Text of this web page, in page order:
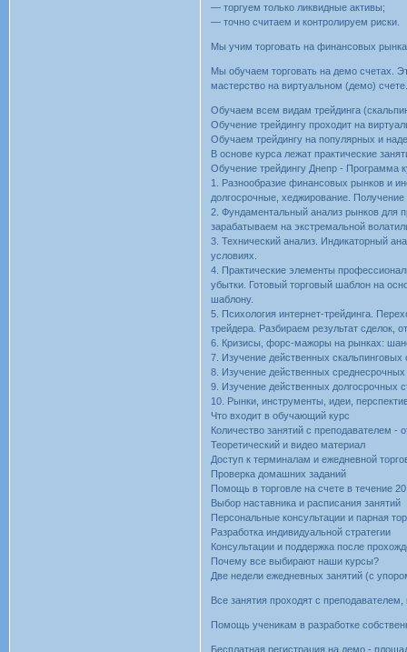
— торгуем только ликвидные активы;
— точно считаем и контролируем риски.
Мы учим торговать на финансовых
Мы обучаем торговать на демо счетах.
мастерство на виртуальном (демо)
Обучаем всем видам трейдинга
Обучение трейдингу проходит на
Обучаем трейдингу на популярных и
В основе курса лежат практические
Обучение трейдингу Днепр - Программа
1. Разнообразие финансовых рынков и
долгосрочные, хеджирование.
2. Фундаментальный анализ рынков для
зарабатываем на экстремальной
3. Технический анализ. Индикаторный
условиях.
4. Практические элементы
убытки. Готовый торговый шаблон на
шаблону.
5. Психология интернет-трейдинга.
трейдера. Разбираем результат
6. Кризисы, форс-мажоры на рынках:
7. Изучение действенных скальпинговых
8. Изучение действенных
9. Изучение действенных долгосрочных
10. Рынки, инструменты, идеи,
Что входит в обучающий курс
Количество занятий с преподавателем -
Теоретический и видео материал
Доступ к терминалам и ежедневной
Проверка домашних заданий
Помощь в торговле на счете в течение
Выбор наставника и расписания занятий
Персональные консультации и парная
Разработка индивидуальной стратегии
Консультации и поддержка после
Почему все выбирают наши курсы?
Две недели ежедневных занятий (с
Все занятия проходят с
Помощь ученикам в разработке
Бесплатная регистрация на демо -